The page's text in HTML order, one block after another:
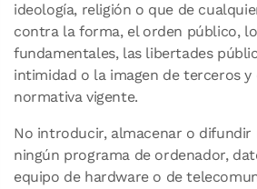
ideología, religión o que de
contra la forma, el orden público,
fundamentales, las libertades
intimidad o la imagen de terceros y
normativa vigente.
No introducir, almacenar o difundir
ningún programa de ordenador,
equipo de hardware o de